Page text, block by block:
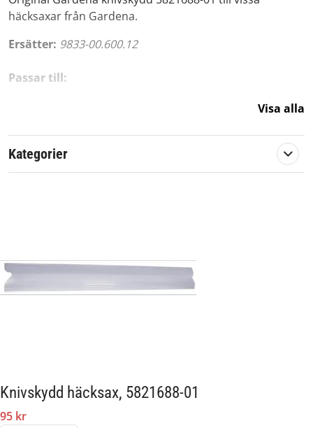
häcksaxar från Gardena.
Ersätter: 9833-00.600.12
Passar till:
9833 ComfortCut 550/50
9837 ComfortCut Li-18/50
Visa alla
Kategorier
Knivskydd häcksax, 5821688-01
95 kr